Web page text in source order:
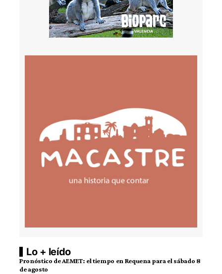
Lo + leído
Pronóstico de AEMET: el tiempo en Requena para el sábado 8
de agosto